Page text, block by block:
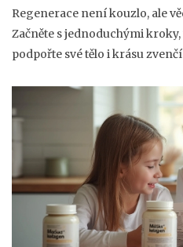
Regenerace není kouzlo, ale
Začněte s jednoduchými
podpořte své tělo i krásu